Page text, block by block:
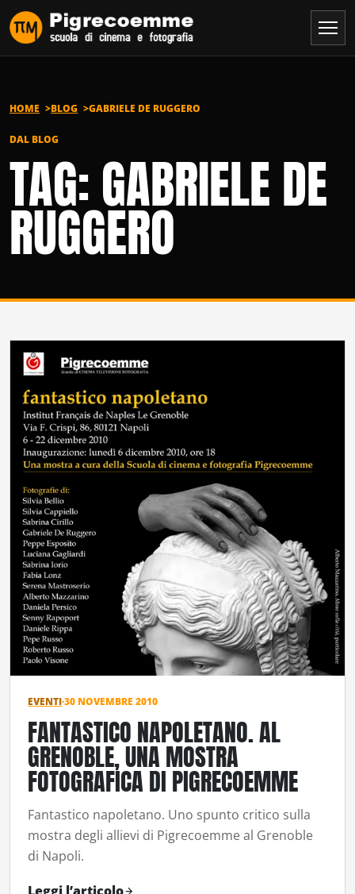
Vai al contenuto
HOME BLOG GABRIELE DE RUGGERO
DAL BLOG
TAG: GABRIELE DE
RUGGERO
EVENTI·30 NOVEMBRE 2010
FANTASTICO NAPOLETANO. AL
GRENOBLE, UNA MOSTRA
FOTOGRAFICA DI PIGRECOEMME
Fantastico napoletano. Uno spunto critico sulla
mostra degli allievi di Pigrecoemme al Grenoble
di Napoli.